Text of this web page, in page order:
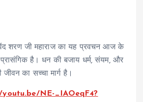
शरण जी महाराज का यह प्रवचन आज के
है। धन की बजाय धर्म, संयम, और
का सच्चा मार्ग है।
NE-_IAOeqF4?